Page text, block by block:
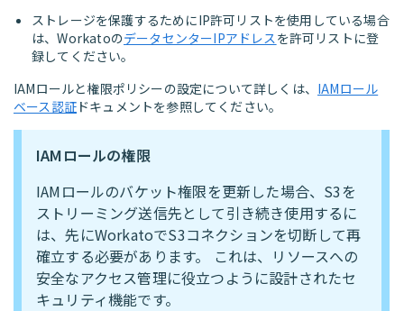
ストレージを保護するためにIP許可リストを使用している場合
は、WorkatoのデータセンターIPアドレス を許可リストに登
録してください。
IAMロールと権限ポリシーの設定について詳しくは、 IAMロール
ベース認証 ドキュメントを参照してください。
IAMロールの権限
IAMロールのバケット権限を更新した場合、S3を
ストリーミング送信先として引き続き使用するに
は、先にWorkatoでS3コネクションを切断して再
確立する必要があります。 これは、リソースへの
安全なアクセス管理に役立つように設計されたセ
キュリティ機能です。